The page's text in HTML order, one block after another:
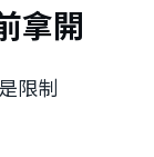
拿開
限制